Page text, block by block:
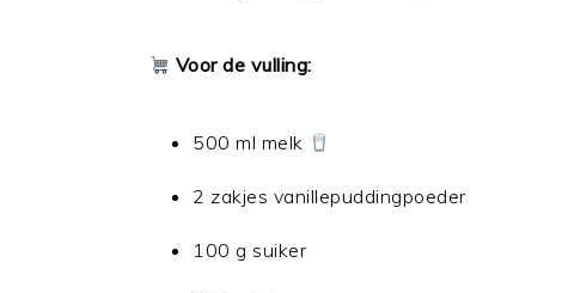
Voor de vulling:
500 ml melk
2 zakjes vanillepuddingpoeder
100 g suiker